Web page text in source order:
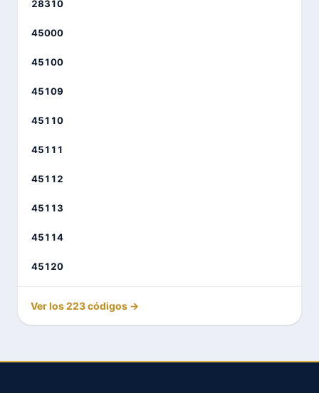
28310
45000
45100
45109
45110
45111
45112
45113
45114
45120
Ver los 223 códigos →